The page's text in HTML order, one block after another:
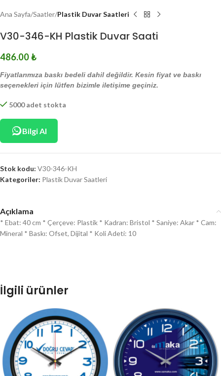
Ana Sayfa Saatler Plastik Duvar Saatleri
V30-346-KH Plastik Duvar Saati
486.00₺
Fiyatlarımıza baskı bedeli dahil değildir. Kesin fiyat ve baskı
seçenekleri için lütfen bizimle iletişime geçiniz.
5000 adet stokta
Bilgi Al
Stok kodu: V30-346-KH
Kategoriler: Plastik Duvar Saatleri
Açıklama
* Ebat: 40 cm * Çerçeve: Plastik * Kadran: Bristol * Saniye: Akar * Cam:
Mineral * Baskı: Ofset, Dijital * Koli Adeti: 10
İlgili ürünler